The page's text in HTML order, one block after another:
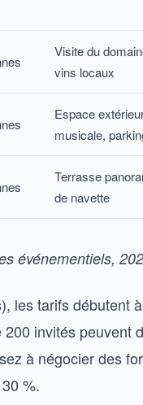
Visite du
vins locaux
Espace
musicale,
Terrasse
de navette
événementiels,
les tarifs débutent
200 invités peuvent
à négocier des
%.